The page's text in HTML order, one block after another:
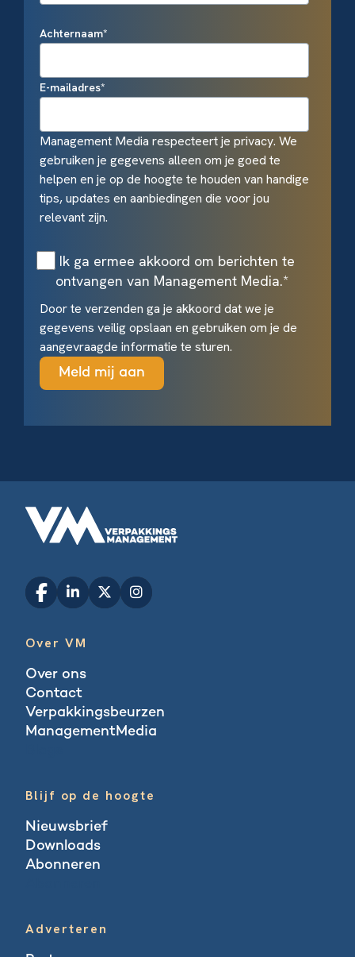
Achternaam*
E-mailadres*
Management Media respecteert je privacy. We
gebruiken je gegevens alleen om je goed te
helpen en je op de hoogte te houden van handige
tips, updates en aanbiedingen die voor jou
relevant zijn.
Ik ga ermee akkoord om berichten te
ontvangen van Management Media.*
Door te verzenden ga je akkoord dat we je
gegevens veilig opslaan en gebruiken om je de
aangevraagde informatie te sturen.
Over VM
Over ons
Contact
Verpakkingsbeurzen
ManagementMedia
Blijf op de hoogte
Nieuwsbrief
Downloads
Abonneren
Adverteren